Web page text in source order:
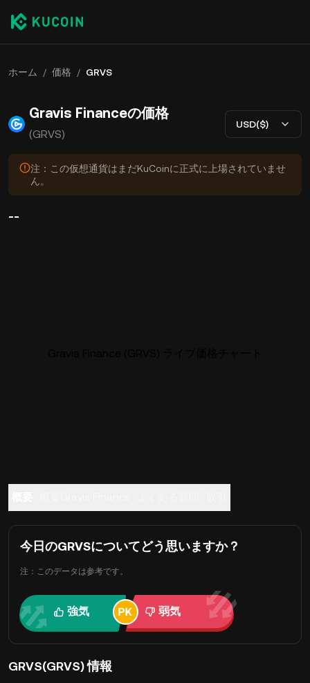
ホーム / 価格 / GRVS
Gravis Financeの価格
(GRVS)
USD($)
注：この仮想通貨はまだKuCoinに正式に上場されていませ
ん。
--
今日のGRVSについてどう思いますか？
注：このデータは参考です。
強気 弱気
GRVS(GRVS) 情報